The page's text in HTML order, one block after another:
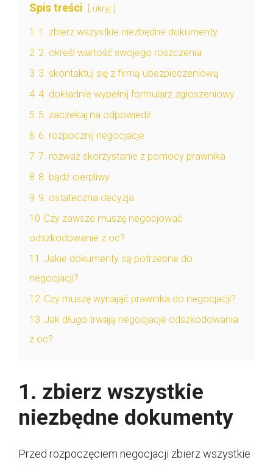
Spis treści ukryj
1 1. zbierz wszystkie niezbędne dokumenty
2 2. określ wartość swojego roszczenia
3 3. skontaktuj się z firmą ubezpieczeniową
4 4. dokładnie wypełnij formularz zgłoszeniowy
5 5. zaczekaj na odpowiedź
6 6. rozpocznij negocjacje
7 7. rozważ skorzystanie z pomocy prawnika
8 8. bądź cierpliwy
9 9. ostateczna decyzja
10 Czy zawsze muszę negocjować
odszkodowanie z oc?
11 Jakie dokumenty są potrzebne do
negocjacji?
12 Czy muszę wynająć prawnika do negocjacji?
13 Jak długo trwają negocjacje odszkodowania
z oc?
1. zbierz wszystkie
niezbędne dokumenty
Przed rozpoczęciem negocjacji zbierz wszystkie